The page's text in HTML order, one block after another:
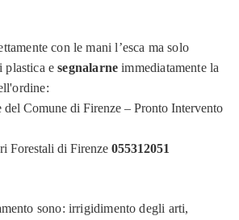
con le mani l’esca ma solo
plastica esegnalarneimmediatamente la
Comune di Firenze – Pronto Intervento
Forestali di Firenze 055312051
sono: irrigidimento degli arti,